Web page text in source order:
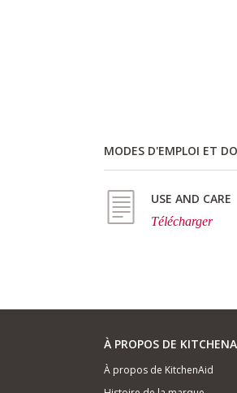
MODES D'EMPLOI ET
USE AND CARE
Télécharger
À PROPOS DE
À propos de KitchenAid